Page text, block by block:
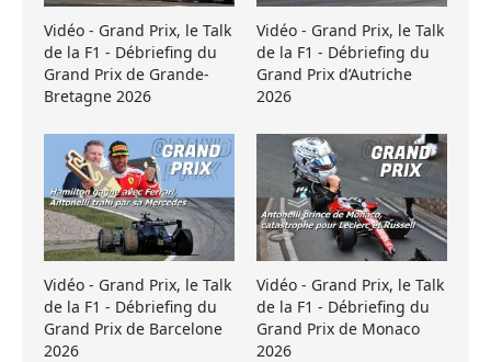
Vidéo - Grand Prix, le Talk
de la F1 - Débriefing du
Grand Prix de Grande-
Bretagne 2026
Vidéo - Grand Prix, le Talk
de la F1 - Débriefing du
Grand Prix d’Autriche
2026
Vidéo - Grand Prix, le Talk
de la F1 - Débriefing du
Grand Prix de Barcelone
2026
Vidéo - Grand Prix, le Talk
de la F1 - Débriefing du
Grand Prix de Monaco
2026